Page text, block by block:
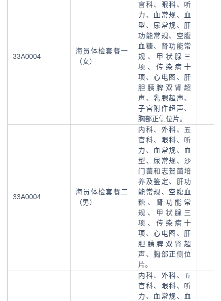
33A0004
海员体检套餐一
（女）
官科、眼科、听
力、血常规、血
型、尿常规、肝
功能常规、空腹
血糖、肾功能常
规、甲状腺三
项、传染病十
项、心电图、肝
胆胰脾双肾超
声、乳腺超声、
子宫附件超声、
胸部正侧位片。
33A0004
海员体检套餐二
（男）
内科、外科、五
官科、眼科、听
力、血常规、血
型、尿常规、沙
门菌和志贺菌培
养及鉴定、肝功
能常规、空腹血
糖、肾功能常
规、甲状腺三
项、传染病十
项、心电图、肝
胆胰脾双肾超
声、胸部正侧位
片。
内科、外科、五
官科、眼科、听
力、血常规、血